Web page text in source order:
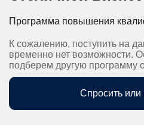
Программа повышения
К сожалению, поступить на
временно нет возможности.
подберем другую программу
Спросить или